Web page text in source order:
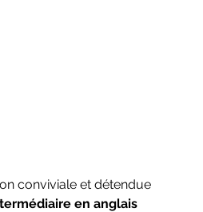
conviviale et détendue
en anglais